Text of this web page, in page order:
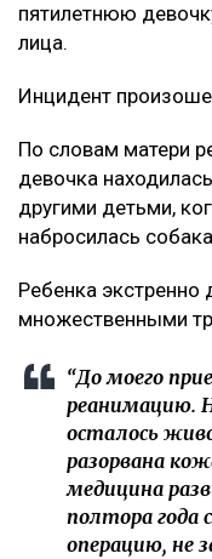
пятилетнюю
лица.
Инцидент
По словам матери
девочка
другими детьми,
набросилась
Ребенка экстренно
множественными
“До моего
реанимацию.
осталось
разорвана
медицина
полтора года
операцию, не